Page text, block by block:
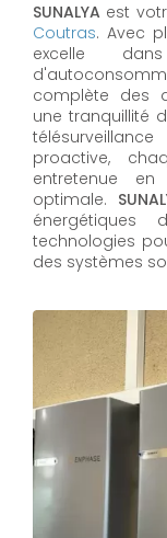
SUNALYA est
Coutras. Avec
excelle
complète des
une tranquillité
proactive,
entretenue
optimale.
énergétiques
technologies
des systèmes